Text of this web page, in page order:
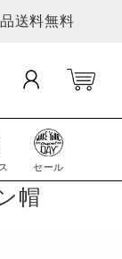
送料無料
帽
セール